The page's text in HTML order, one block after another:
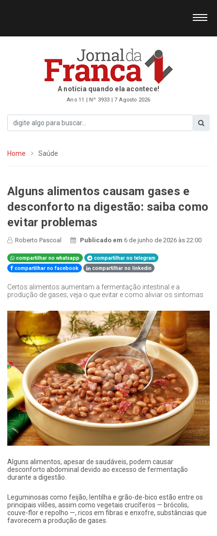
A notícia quando ela acontece!
Ano 11 | Nº 3933 | 7 Agosto 2026
Home Saúde
Alguns alimentos causam gases e
desconforto na digestão: saiba como
evitar problemas
Roberto Pascoal Publicado em6 de junho de 2026 às 22:00
compartilhar no whatsapp
compartilhar no telegram
compartilhar no facebook
compartilhar no linkedin
Certos alimentos aumentam a fermentação intestinal e a
produção de gases; veja o que evitar e como aliviar os sintomas
Alguns alimentos, apesar de saudáveis, podem causar
desconforto abdominal devido ao excesso de fermentação
durante a digestão.
Leguminosas como feijão, lentilha e grão-de-bico estão entre os
principais vilões, assim como vegetais crucíferos — brócolis,
couve-flor e repolho —, ricos em fibras e enxofre, substâncias que
favorecem a produção de gases.